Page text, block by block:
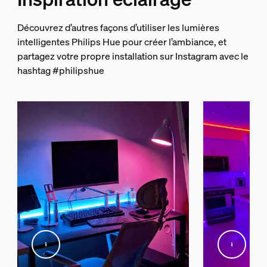
0.21 kg
Poids brut
0.29 kg
Hauteur
140 mm
72 mm
Largeur
146 mm
Code 12NC
929003582607
Informations figurant sur l'emballage
EAN
8720169155114
Découvrez d’autres façons d’utiliser les lumières
intelligentes Philips Hue pour créer l’ambiance, et
partagez votre propre installation sur Instagram avec le
hashtag #philipshue